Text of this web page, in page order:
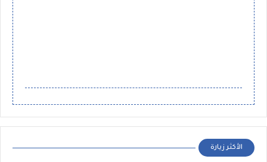
الأكثر زيارة